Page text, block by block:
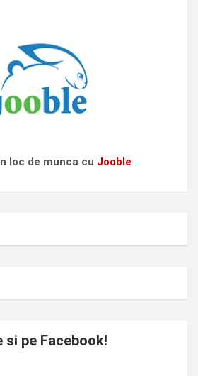
loc de munca cu Jooble
si pe Facebook!